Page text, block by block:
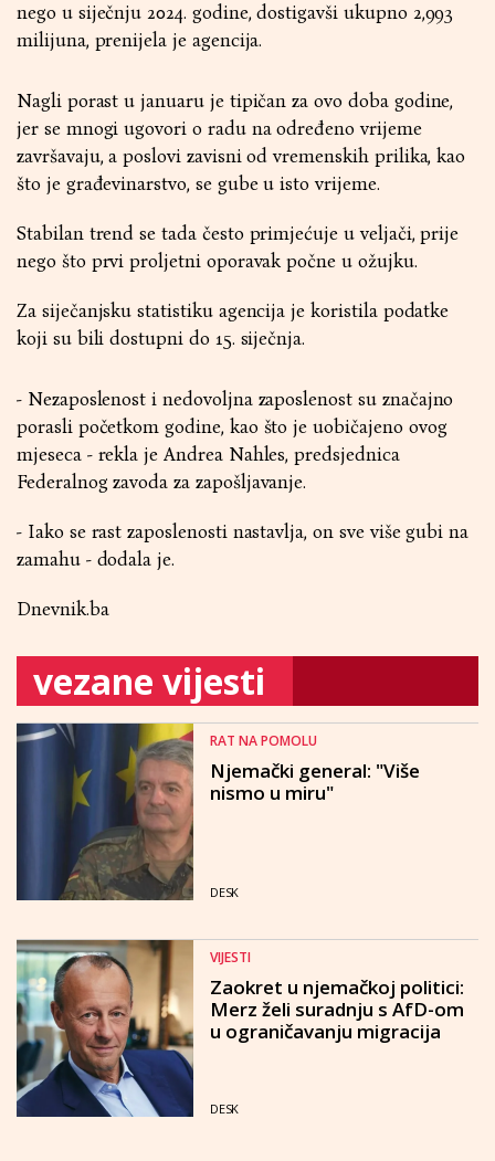
nego u siječnju 2024. godine, dostigavši ​​ukupno 2,993
milijuna, prenijela je agencija.
Nagli porast u januaru je tipičan za ovo doba godine,
jer se mnogi ugovori o radu na određeno vrijeme
završavaju, a poslovi zavisni od vremenskih prilika, kao
što je građevinarstvo, se gube u isto vrijeme.
Stabilan trend se tada često primjećuje u veljači, prije
nego što prvi proljetni oporavak počne u ožujku.
Za siječanjsku statistiku agencija je koristila podatke
koji su bili dostupni do 15. siječnja.
- Nezaposlenost i nedovoljna zaposlenost su značajno
porasli početkom godine, kao što je uobičajeno ovog
mjeseca - rekla je Andrea Nahles, predsjednica
Federalnog zavoda za zapošljavanje.
- Iako se rast zaposlenosti nastavlja, on sve više gubi na
zamahu - dodala je.
Dnevnik.ba
vezane vijesti
RAT NA POMOLU
Njemački general: "Više
nismo u miru"
DESK
VIJESTI
Zaokret u njemačkoj politici:
Merz želi suradnju s AfD-om
u ograničavanju migracija
DESK